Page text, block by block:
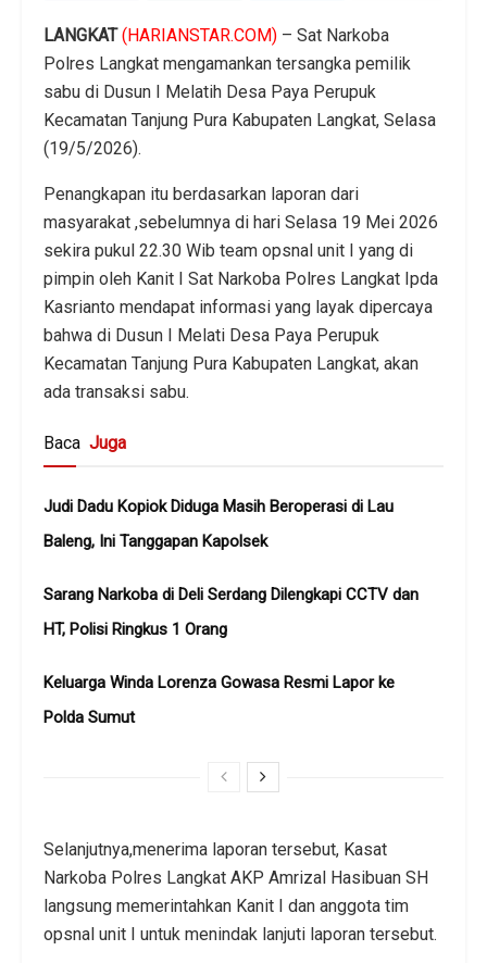
LANGKAT(HARIANSTAR.COM) – Sat Narkoba
Polres Langkat mengamankan tersangka pemilik
sabu di Dusun I Melatih Desa Paya Perupuk
Kecamatan Tanjung Pura Kabupaten Langkat, Selasa
(19/5/2026).
Penangkapan itu berdasarkan laporan dari
masyarakat ,sebelumnya di hari Selasa 19 Mei 2026
sekira pukul 22.30 Wib team opsnal unit I yang di
pimpin oleh Kanit I Sat Narkoba Polres Langkat Ipda
Kasrianto mendapat informasi yang layak dipercaya
bahwa di Dusun I Melati Desa Paya Perupuk
Kecamatan Tanjung Pura Kabupaten Langkat, akan
ada transaksi sabu.
Baca Juga
Judi Dadu Kopiok Diduga Masih Beroperasi di Lau
Baleng, Ini Tanggapan Kapolsek
Sarang Narkoba di Deli Serdang Dilengkapi CCTV dan
HT, Polisi Ringkus 1 Orang
Keluarga Winda Lorenza Gowasa Resmi Lapor ke
Polda Sumut
Selanjutnya,menerima laporan tersebut, Kasat
Narkoba Polres Langkat AKP Amrizal Hasibuan SH
langsung memerintahkan Kanit I dan anggota tim
opsnal unit I untuk menindak lanjuti laporan tersebut.